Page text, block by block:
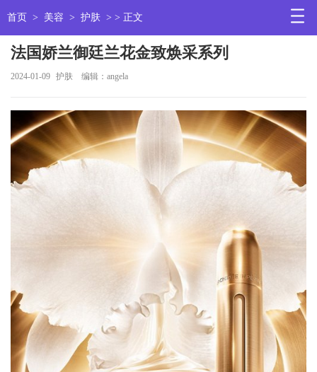
首页 > 美容 > 护肤 > > 正文
法国娇兰御廷兰花金致焕采系列
2024-01-09 护肤 编辑：angela